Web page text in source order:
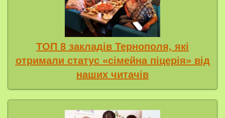
ТОП 8 закладів Тернополя, які
отримали статус «сімейна піцерія» від
наших читачів